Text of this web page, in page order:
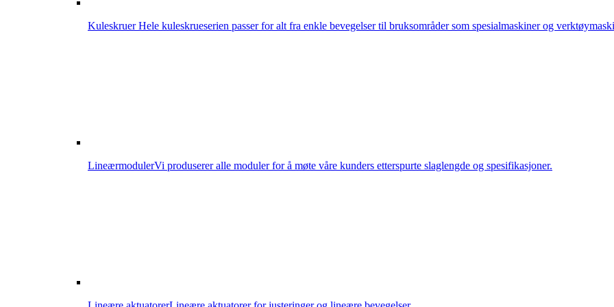
KuleskruerHele kuleskrueserien passer for alt fra enkle bevegelser til bruksområder som spesialmaskiner og
LineærmodulerVi produserer alle moduler for å møte våre kunders etterspurte slaglengde og spesifikasjoner.